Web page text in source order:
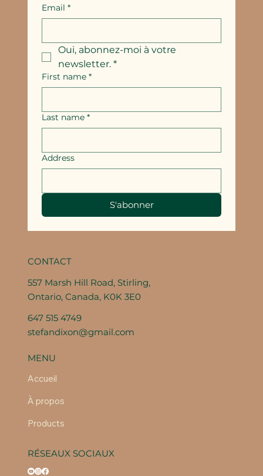
Email *
Oui, abonnez-moi à votre
newsletter. *
First name *
Last name *
Address
S'abonner
CONTACT
557 Marsh Hill Road, Stirling,
Ontario, Canada, K0K 3E0
647 515 4749
stefandixon@gmail.com
MENU
Accueil
À propos
Products
RÉSEAUX SOCIAUX